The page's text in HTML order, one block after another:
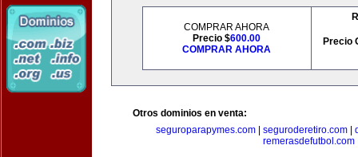
COMPRAR AHORA
Precio $600.00
COMPRAR AHORA
Precio
Otros dominios en venta:
seguroparapymes.com| seguroderetiro.com|
remerasdefutbol.com